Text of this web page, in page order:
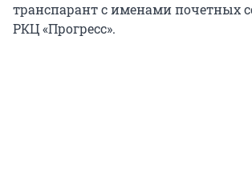
транспарант с именами почетных
РКЦ «Прогресс».